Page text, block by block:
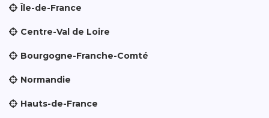
Île-de-France
Centre-Val de Loire
Bourgogne-Franche-Comté
Normandie
Hauts-de-France